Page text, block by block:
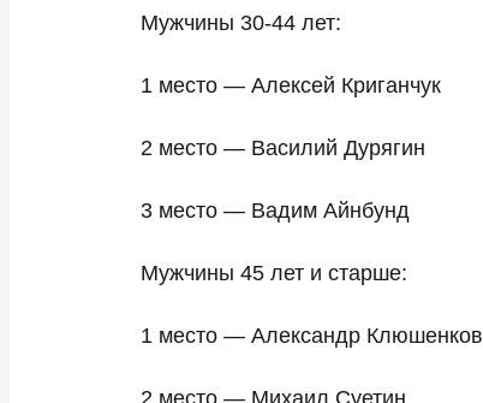
Мужчины 30-44 лет:
1 место — Алексей Криганчук
2 место — Василий Дурягин
3 место — Вадим Айнбунд
Мужчины 45 лет и старше:
1 место — Александр Клюшенков
2 место — Михаил Суетин